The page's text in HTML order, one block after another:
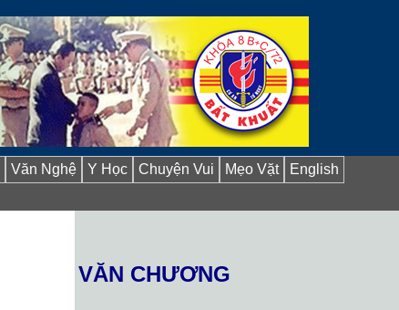
Văn Nghệ Y Học Chuyện Vui Mẹo Vặt
English
VĂN CHƯƠNG